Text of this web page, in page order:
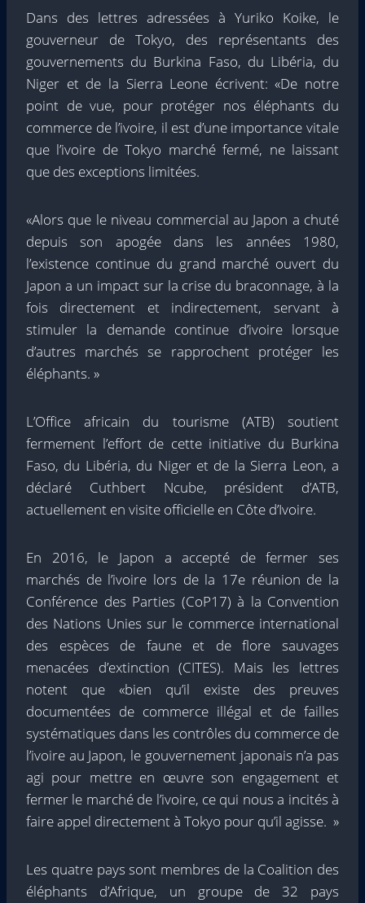
Dans des lettres adressées à Yuriko Koike, le
gouverneur de Tokyo, des représentants des
gouvernements du Burkina Faso, du Libéria, du
Niger et de la Sierra Leone écrivent: «De notre
point de vue, pour protéger nos éléphants du
commerce de l’ivoire, il est d’une importance vitale
que l’ivoire de Tokyo marché fermé, ne laissant
que des exceptions limitées.
«Alors que le niveau commercial au Japon a chuté
depuis son apogée dans les années 1980,
l’existence continue du grand marché ouvert du
Japon a un impact sur la crise du braconnage, à la
fois directement et indirectement, servant à
stimuler la demande continue d’ivoire lorsque
d’autres marchés se rapprochent protéger les
éléphants. »
L’Office africain du tourisme (ATB) soutient
fermement l’effort de cette initiative du Burkina
Faso, du Libéria, du Niger et de la Sierra Leon, a
déclaré Cuthbert Ncube, président d’ATB,
actuellement en visite officielle en Côte d’Ivoire.
En 2016, le Japon a accepté de fermer ses
marchés de l’ivoire lors de la 17e réunion de la
Conférence des Parties (CoP17) à la Convention
des Nations Unies sur le commerce international
des espèces de faune et de flore sauvages
menacées d’extinction (CITES). Mais les lettres
notent que «bien qu’il existe des preuves
documentées de commerce illégal et de failles
systématiques dans les contrôles du commerce de
l’ivoire au Japon, le gouvernement japonais n’a pas
agi pour mettre en œuvre son engagement et
fermer le marché de l’ivoire, ce qui nous a incités à
faire appel directement à Tokyo pour qu’il agisse. »
Les quatre pays sont membres de la Coalition des
éléphants d’Afrique, un groupe de 32 pays